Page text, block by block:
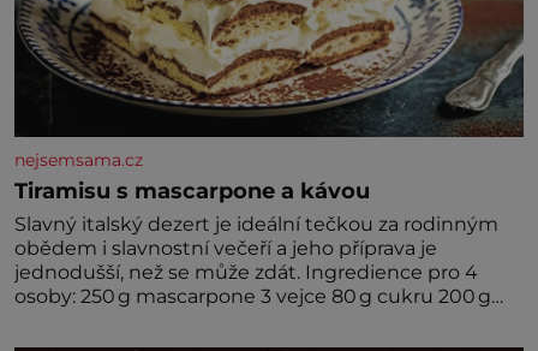
nejsemsama.cz
Tiramisu s mascarpone a kávou
Slavný italský dezert je ideální tečkou za rodinným
obědem i slavnostní večeří a jeho příprava je
jednodušší, než se může zdát. Ingredience pro 4
osoby: 250 g mascarpone 3 vejce 80 g cukru 200 g
amaretta kakao na posypání Postup: Oddělte